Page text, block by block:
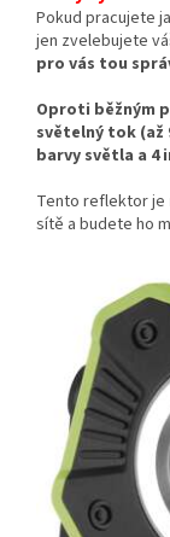
Pokud pracujete
jen zvelebujete
pro vás tou
Oproti běžným
světelný tok (až
barvy světla a 4
Tento reflektor je
sítě a budete ho